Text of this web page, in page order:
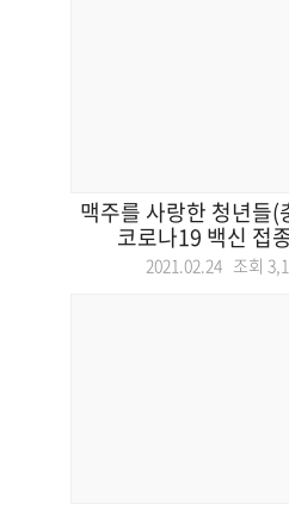
맥주를 사랑한 청년들
코로나19 백신 접
2021.02.24 조회